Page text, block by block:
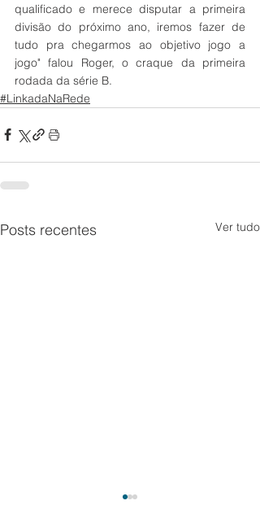
qualificado e merece disputar a primeira
divisão do próximo ano, iremos fazer de
tudo pra chegarmos ao objetivo jogo a
jogo" falou Roger, o craque da primeira
rodada da série B.
#LinkadaNaRede
Posts recentes Ver tudo